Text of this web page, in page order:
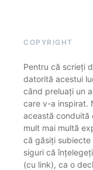
COPYRIGHT
Pentru că scrieți
datorită acestui
când preluați un
care v-a inspirat.
această conduită
mult mai multă
că găsiți subiecte
siguri că
(cu link), ca o